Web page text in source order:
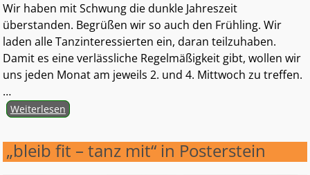
Wir haben mit Schwung die dunkle Jahreszeit
überstanden. Begrüßen wir so auch den Frühling. Wir
laden alle Tanzinteressierten ein, daran teilzuhaben.
Damit es eine verlässliche Regelmäßigkeit gibt, wollen wir
uns jeden Monat am jeweils 2. und 4. Mittwoch zu treffen.
…
Weiterlesen
„bleib fit – tanz mit“ in Posterstein